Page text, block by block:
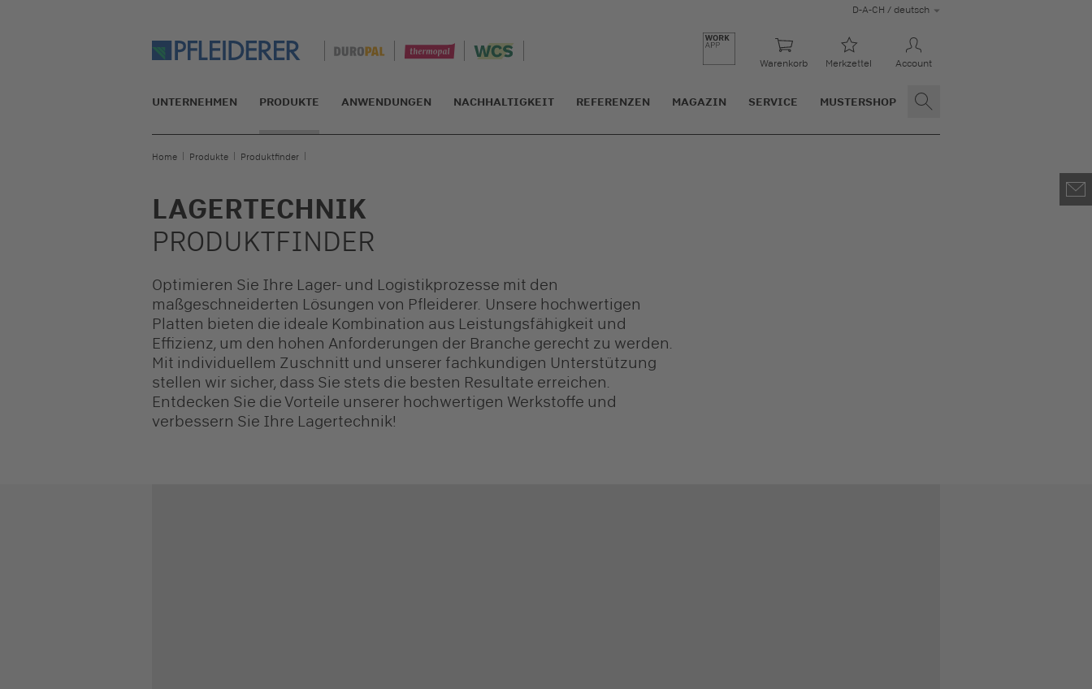
D-A-CH / deutsch
Warenkorb Merkzettel Account
UNTERNEHMEN PRODUKTE ANWENDUNGEN NACHHALTIGKEIT REFERENZEN MAGAZIN SERVICE MUSTERSHOP
Home Produkte Produktfinder
LAGERTECHNIK
PRODUKTFINDER
Optimieren Sie Ihre Lager- und Logistikprozesse mit den
maßgeschneiderten Lösungen von Pfleiderer. Unsere hochwertigen
Platten bieten die ideale Kombination aus Leistungsfähigkeit und
Effizienz, um den hohen Anforderungen der Branche gerecht zu werden.
Mit individuellem Zuschnitt und unserer fachkundigen Unterstützung
stellen wir sicher, dass Sie stets die besten Resultate erreichen.
Entdecken Sie die Vorteile unserer hochwertigen Werkstoffe und
verbessern Sie Ihre Lagertechnik!